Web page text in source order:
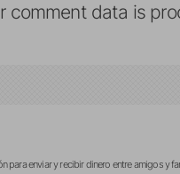
comment data is
para enviar y recibir dinero entre amigos y